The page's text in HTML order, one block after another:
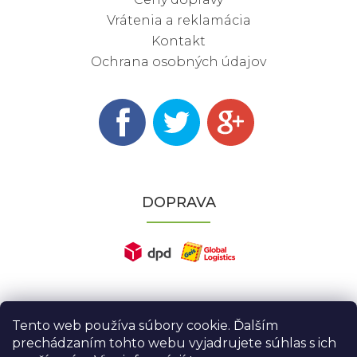
Tento web používa súbory cookie. Ďalším
prechádzaním tohto webu vyjadrujete súhlas s ich
Vrátenia a reklamácia
Kontakt
Ochrana osobných údajov
DOPRAVA